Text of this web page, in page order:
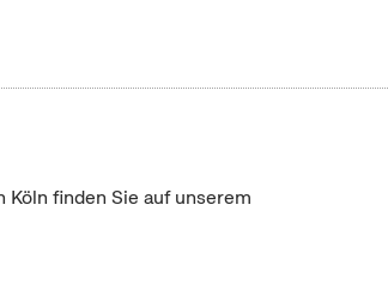
finden Sie auf unserem